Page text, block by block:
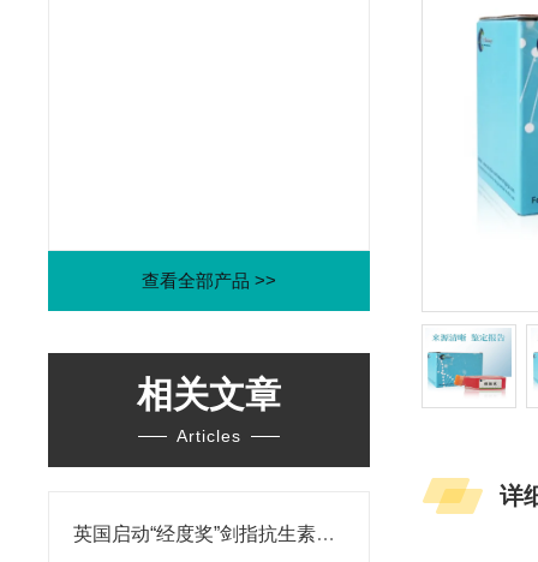
查看全部产品 >>
相关文章
Articles
英国启动“经度奖”剑指抗生素耐药性
详